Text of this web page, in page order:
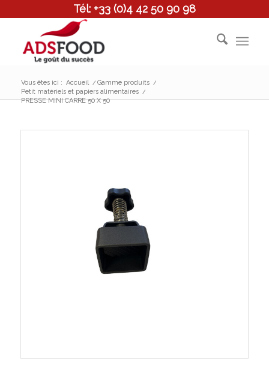
Tél: +33 (0)4 42 50 90 98
Vous êtes ici : Accueil / Gamme produits /
Petit matériels et papiers alimentaires /
PRESSE MINI CARRE 50 X 50